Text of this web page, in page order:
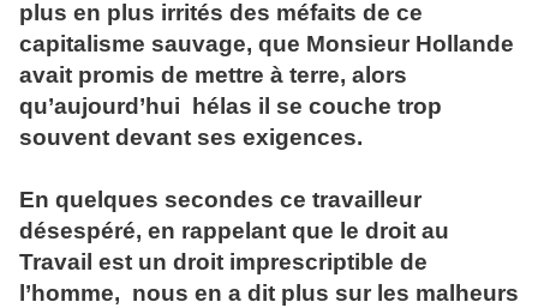
plus en plus irrités des méfaits de ce
capitalisme sauvage, que Monsieur Hollande
avait promis de mettre à terre, alors
qu’aujourd’hui hélas il se couche trop
souvent devant ses exigences.
En quelques secondes ce travailleur
désespéré, en rappelant que le droit au
Travail est un droit imprescriptible de
l’homme, nous en a dit plus sur les malheurs